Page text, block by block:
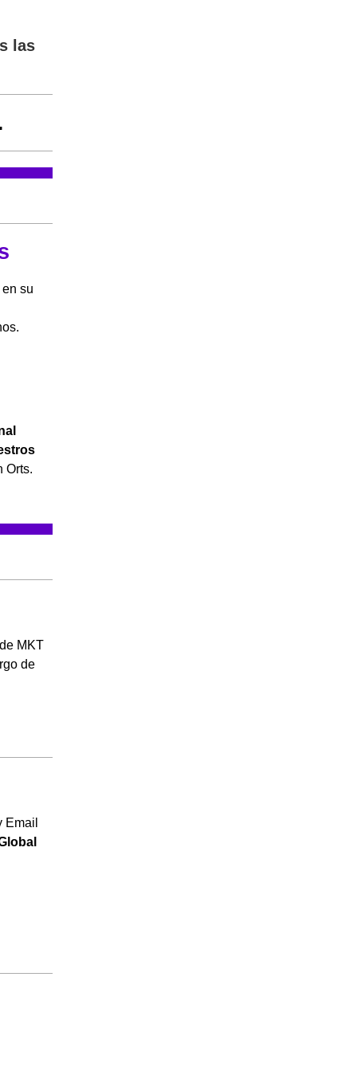
las
su
Orts.
MKT
de
Email